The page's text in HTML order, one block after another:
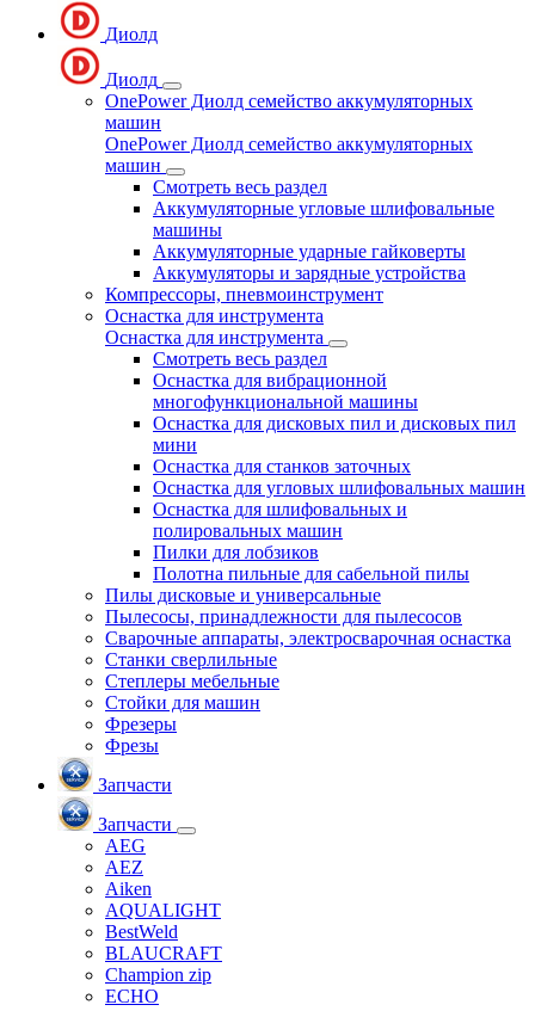
Диолд
Диолд
OnePower Диолд семейство аккумуляторных
машин
OnePower Диолд семейство аккумуляторных
машин
Смотреть весь раздел
Аккумуляторные угловые шлифовальные
машины
Аккумуляторные ударные гайковерты
Аккумуляторы и зарядные устройства
Компрессоры, пневмоинструмент
Оснастка для инструмента
Оснастка для инструмента
Смотреть весь раздел
Оснастка для вибрационной
многофункциональной машины
Оснастка для дисковых пил и дисковых пил
мини
Оснастка для станков заточных
Оснастка для угловых шлифовальных машин
Оснастка для шлифовальных и
полировальных машин
Пилки для лобзиков
Полотна пильные для сабельной пилы
Пилы дисковые и универсальные
Пылесосы, принадлежности для пылесосов
Сварочные аппараты, электросварочная оснастка
Станки сверлильные
Степлеры мебельные
Стойки для машин
Фрезеры
Фрезы
Запчасти
Запчасти
AEG
AEZ
Aiken
AQUALIGHT
BestWeld
BLAUCRAFT
Champion zip
ECHO